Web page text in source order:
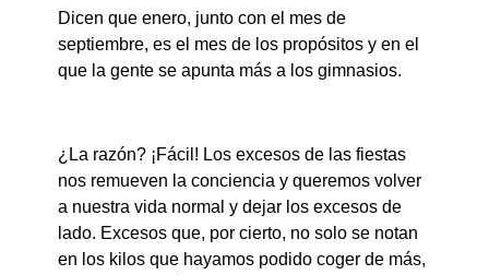
Dicen que enero, junto con el mes de
septiembre, es el mes de los propósitos y en el
que la gente se apunta más a los gimnasios.
¿La razón? ¡Fácil! Los excesos de las fiestas
nos remueven la conciencia y queremos volver
a nuestra vida normal y dejar los excesos de
lado. Excesos que, por cierto, no solo se notan
en los kilos que hayamos podido coger de más,